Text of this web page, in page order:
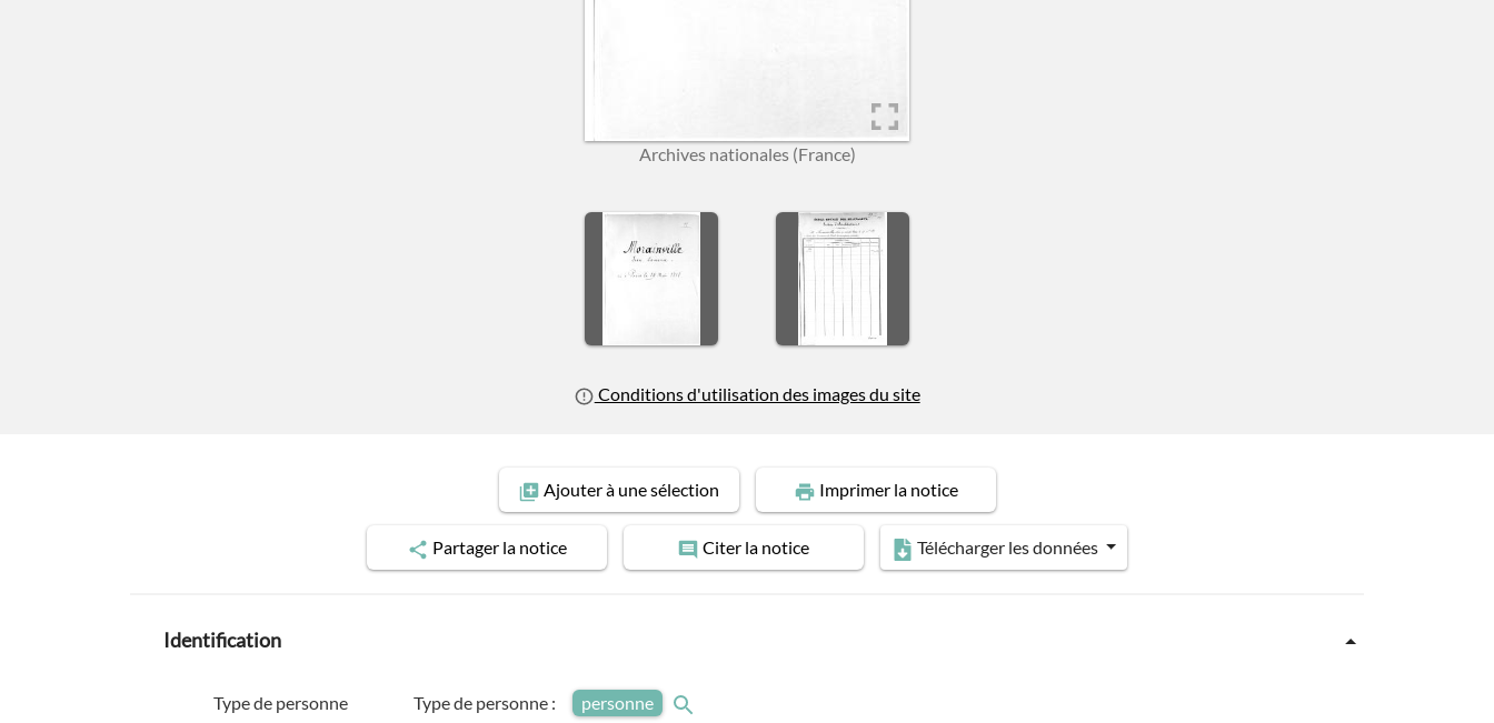
Archives nationales (France)
Conditions d'utilisation des images du site
Ajouterà une sélection Imprimerla notice
Partagerla notice Citer la notice Télécharger les données
Identification
Type de personne Type de personne : personne